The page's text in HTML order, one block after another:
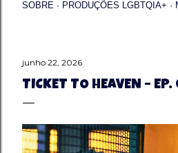
SOBRE PRODUÇÕES LGBTQIA+
junho 22, 2026
TICKET TO HEAVEN – EP.